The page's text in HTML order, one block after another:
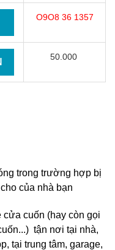
O9O8 36 1357
50.000
trong trường hợp bị
của nhà bạn
cửa cuốn (hay còn gọi
tận nơi tại nhà,
tại trung tâm, garage,